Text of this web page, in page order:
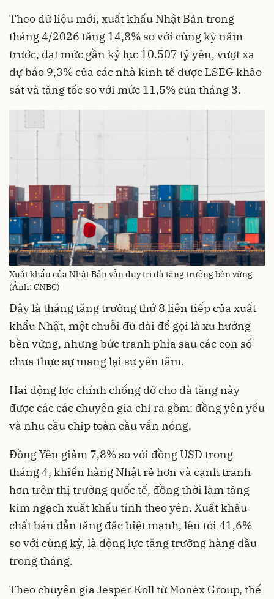
Theo dữ liệu mới, xuất khẩu Nhật Bản trong
tháng 4/2026 tăng 14,8% so với cùng kỳ năm
trước, đạt mức gần kỷ lục 10.507 tỷ yên, vượt xa
dự báo 9,3% của các nhà kinh tế được LSEG khảo
sát và tăng tốc so với mức 11,5% của tháng 3.
Xuất khẩu của Nhật Bản vẫn duy trì đà tăng trưởng bền vững
(Ảnh: CNBC)
Đây là tháng tăng trưởng thứ 8 liên tiếp của xuất
khẩu Nhật, một chuỗi đủ dài để gọi là xu hướng
bền vững, nhưng bức tranh phía sau các con số
chưa thực sự mang lại sự yên tâm.
Hai động lực chính chống đỡ cho đà tăng này
được các các chuyên gia chỉ ra gồm: đồng yên yếu
và nhu cầu chip toàn cầu vẫn nóng.
Đồng Yên giảm 7,8% so với đồng USD trong
tháng 4, khiến hàng Nhật rẻ hơn và cạnh tranh
hơn trên thị trường quốc tế, đồng thời làm tăng
kim ngạch xuất khẩu tính theo yên. Xuất khẩu
chất bán dẫn tăng đặc biệt mạnh, lên tới 41,6%
so với cùng kỳ, là động lực tăng trưởng hàng đầu
trong tháng.
Theo chuyên gia Jesper Koll từ Monex Group, thế